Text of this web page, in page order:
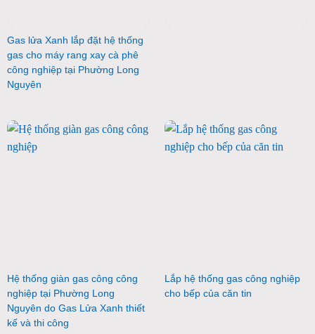
Gas lửa Xanh lắp đặt hệ thống
gas cho máy rang xay cà phê
công nghiệp tại Phường Long
Nguyên
Hệ thống giàn gas công công
nghiệp tại Phường Long
Nguyên do Gas Lửa Xanh thiết
kế và thi công
Lắp hệ thống gas công nghiệp
cho bếp của căn tin